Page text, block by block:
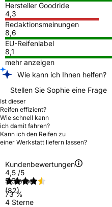
Hersteller Goodride
4,3
Redaktionsmeinungen
8,6
EU-Reifenlabel
8,1
mehr anzeigen
Wie kann ich Ihnen helfen?
Stellen Sie Sophie eine Frage
Ist dieser
Reifen effizient?
Wie schnell kann
ich damit fahren?
Kann ich den Reifen zu
einer Werkstatt liefern lassen?
Kundenbewertungen
4,5 /5
(82)
5 Sterne
73 %
4 Sterne